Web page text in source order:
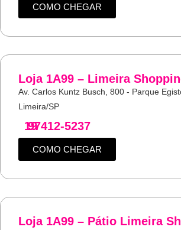
COMO CHEGAR
Loja 1A99 – Limeira
Av. Carlos Kuntz Busch, 800 - Parque
Limeira/SP
19
97412-5237
COMO CHEGAR
Loja 1A99 – Pátio Limeira